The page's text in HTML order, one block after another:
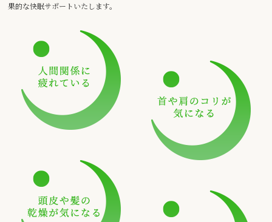
果的な快眠サポートいたします。